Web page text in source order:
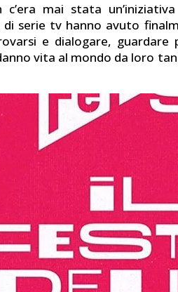
mai stata
di serie tv hanno avuto
e dialogare,
vita al mondo da loro